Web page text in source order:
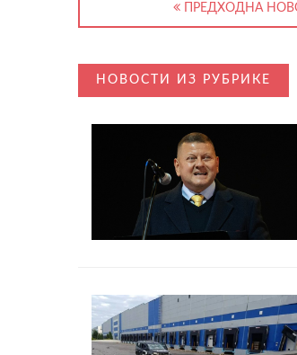
ПРЕДХОДНА
НОВОСТИ ИЗ РУБРИКЕ